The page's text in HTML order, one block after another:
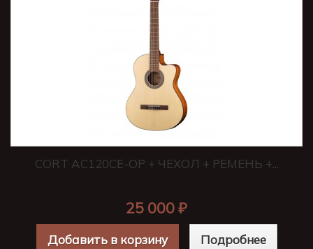
CORT AC120CE-OP + ЧЕХОЛ + РЕМЕНЬ +...
25 000 ₽
Добавить в корзину Подробнее